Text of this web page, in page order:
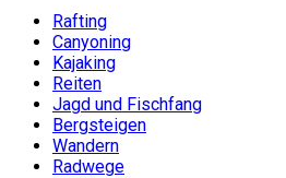
Rafting
Canyoning
Kajaking
Reiten
Jagd und Fischfang
Bergsteigen
Wandern
Radwege